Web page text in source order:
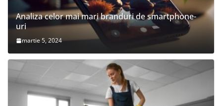
Analiza celor mai mari branduri de smartphone-
uri
martie 5, 2024